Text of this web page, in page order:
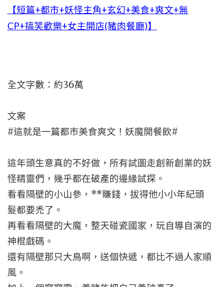
【短篇+都市+妖怪主角+玄幻+美食+爽文+無
CP+搞笑歡樂+女主開店(豬肉餐廳)】
全文字數：約36萬
文案
#這就是一篇都市美食爽文！妖魔開餐飲#
這年頭生意真的不好做，所有試圖走創新創業的妖
怪精靈們，幾乎都在破產的邊緣試探。
看看隔壁的小山參，**賺錢，拔得他小小年紀頭
髮都要禿了。
再看看隔壁的大魔，整天碰瓷國家，玩自導自演的
神棍戲碼。
還有隔壁那只大鳥啊，送個快遞，都比不過人家順
風。